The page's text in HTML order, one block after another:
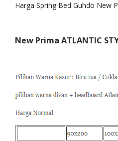
Harga Spring Bed Guhdo New
New Prima ATLANTIC